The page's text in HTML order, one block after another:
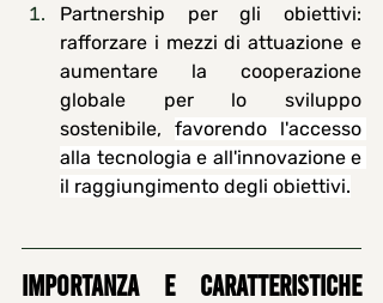
Partnership per gli obiettivi:
rafforzare i mezzi di attuazione e
aumentare la cooperazione
globale per lo sviluppo
sostenibile, favorendo l'accesso
alla tecnologia e all'innovazione e
il raggiungimento degli obiettivi.
IMPORTANZA e CARATTERISTICHE